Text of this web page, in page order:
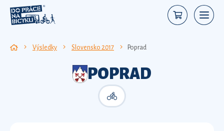
Výsledky Slovensko 2017 Poprad
POPRAD